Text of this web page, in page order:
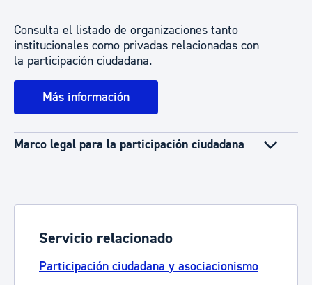
Consulta el listado de organizaciones tanto
institucionales como privadas relacionadas con
la participación ciudadana.
Más información
Marco legal para la participación ciudadana
Servicio relacionado
Participación ciudadana y asociacionismo